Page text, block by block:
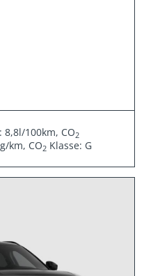
100km, CO2
km, CO2 Klasse: G